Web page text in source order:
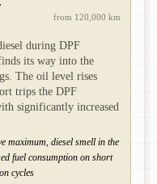
from 120,000 km
during DPF
its way into the
The oil level rises
trips the DPF
significantly increased
maximum, diesel smell in the
fuel consumption on short
cycles